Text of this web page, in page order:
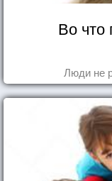
Во что
Люди не